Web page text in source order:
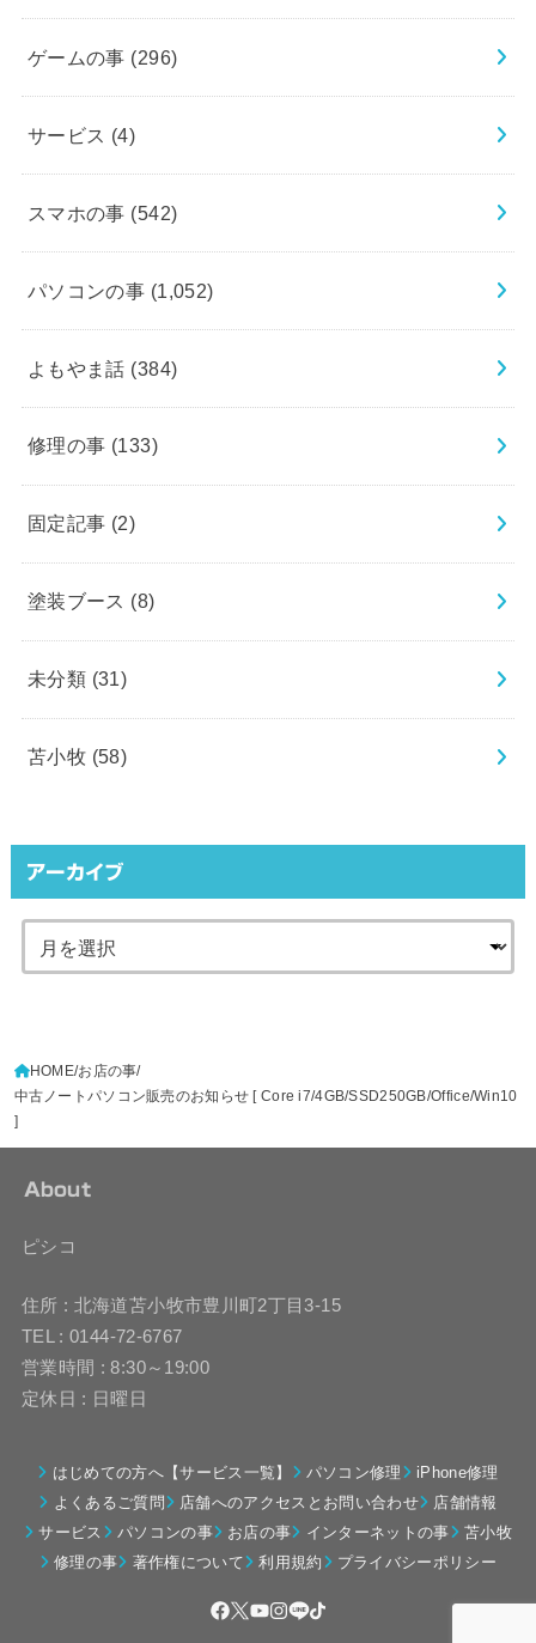
ゲームの事 (296)
サービス (4)
スマホの事 (542)
パソコンの事 (1,052)
よもやま話 (384)
修理の事 (133)
固定記事 (2)
塗装ブース (8)
未分類 (31)
苫小牧 (58)
アーカイブ
HOME お店の事
中古ノートパソコン販売のお知らせ [ Core i7/4GB/SSD250GB/Office/Win10
]
About
ピシコ
住所 : 北海道苫小牧市豊川町2丁目3-15
TEL : 0144-72-6767
営業時間 : 8:30～19:00
定休日 : 日曜日
はじめての方へ【サービス一覧】 パソコン修理
iPhone修理
よくあるご質問
店舗へのアクセスとお問い合わせ
店舗情報
サービス
パソコンの事 お店の事 インターネットの事
苫小牧
修理の事
著作権について 利用規約 プライバシーポリシー